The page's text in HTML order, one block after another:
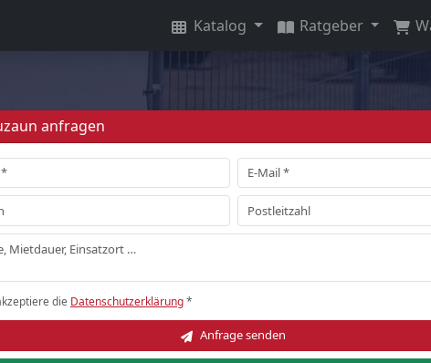
Katalog Ratgeber
anfragen
die Datenschutzerklärung*
Anfrage senden